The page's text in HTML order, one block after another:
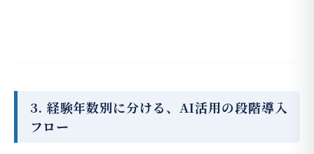
3. 経験年数別に分ける、AI活用の段階導入
フロー